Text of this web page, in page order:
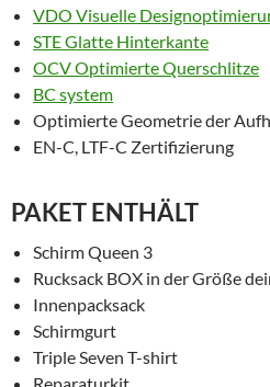
VDO Visuelle
STE Glatte Hinterkante
OCV Optimierte Querschlitze
BC system
Optimierte Geometrie der
EN-C, LTF-C Zertifizierung
PAKET ENTHÄLT
Schirm Queen 3
Rucksack BOX in der Größe
Innenpacksack
Schirmgurt
Triple Seven T-shirt